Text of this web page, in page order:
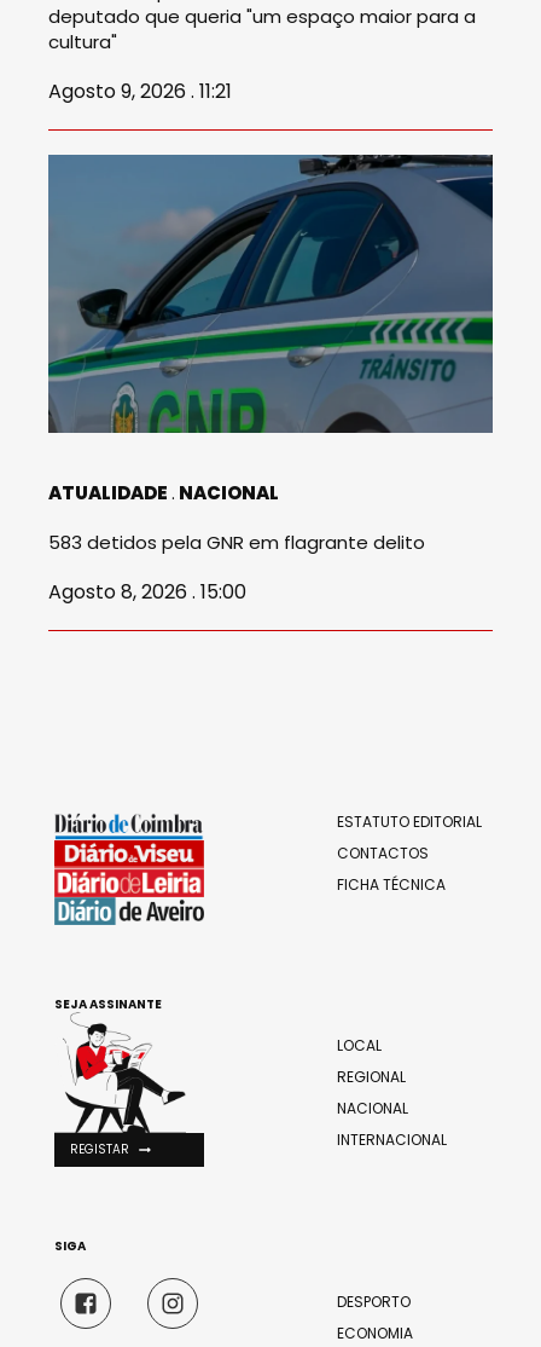
deputado que queria "um espaço maior para a
cultura"
Agosto 9, 2026 . 11:21
ATUALIDADE NACIONAL
583 detidos pela GNR em flagrante delito
Agosto 8, 2026 . 15:00
ESTATUTO EDITORIAL
CONTACTOS
FICHA TÉCNICA
LOCAL
REGIONAL
NACIONAL
INTERNACIONAL
DESPORTO
ECONOMIA
SEJA ASSINANTE
REGISTAR
SIGA